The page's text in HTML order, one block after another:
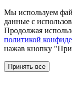
Мы используем
данные с
Продолжая
политикой
нажав кнопку
Принять все